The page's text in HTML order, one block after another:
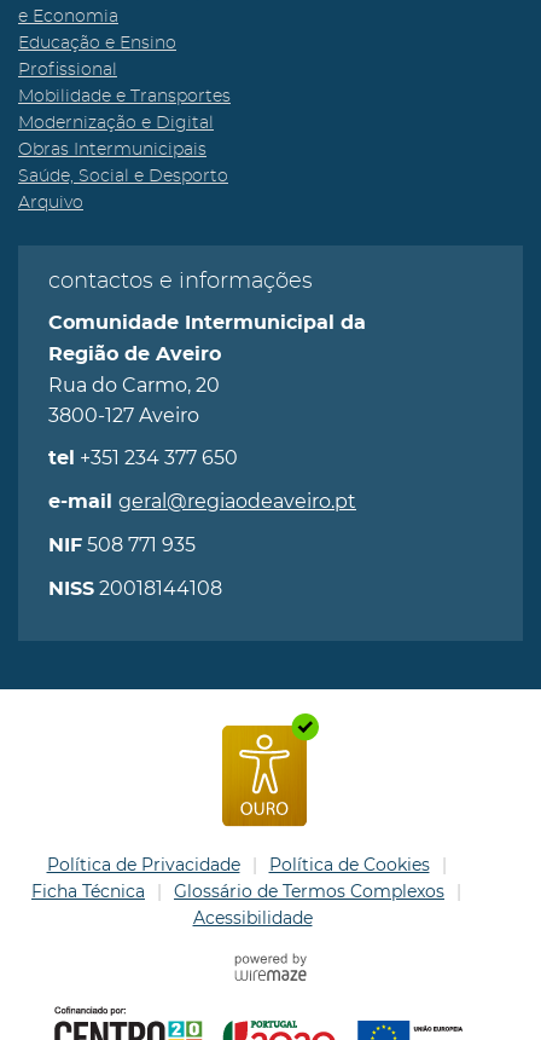
e Economia
Educação e Ensino
Profissional
Mobilidade e Transportes
Modernização e Digital
Obras Intermunicipais
Saúde, Social e Desporto
Arquivo
contactos e informações
Comunidade Intermunicipal da
Região de Aveiro
Rua do Carmo, 20
3800-127 Aveiro
tel +351 234 377 650
e-mail geral@regiaodeaveiro.pt
NIF 508 771 935
NISS 20018144108
Política de Privacidade
Política de Cookies
Ficha Técnica
Glossário de Termos Complexos
Acessibilidade